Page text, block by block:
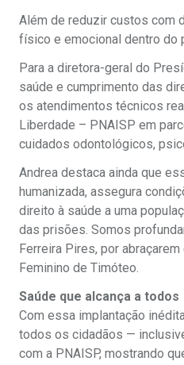
Além de reduzir custos com
físico e emocional dentro do
Para a diretora-geral do
saúde e cumprimento das
os atendimentos técnicos
Liberdade – PNAISP em
cuidados odontológicos,
Andrea destaca ainda que
humanizada, assegura
direito à saúde a uma
das prisões. Somos
Ferreira Pires, por
Feminino de Timóteo.
Saúde que alcança a todos
Com essa implantação
todos os cidadãos —
com a PNAISP, mostrando